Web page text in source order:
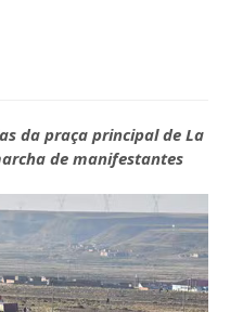
da praça principal de La
de manifestantes